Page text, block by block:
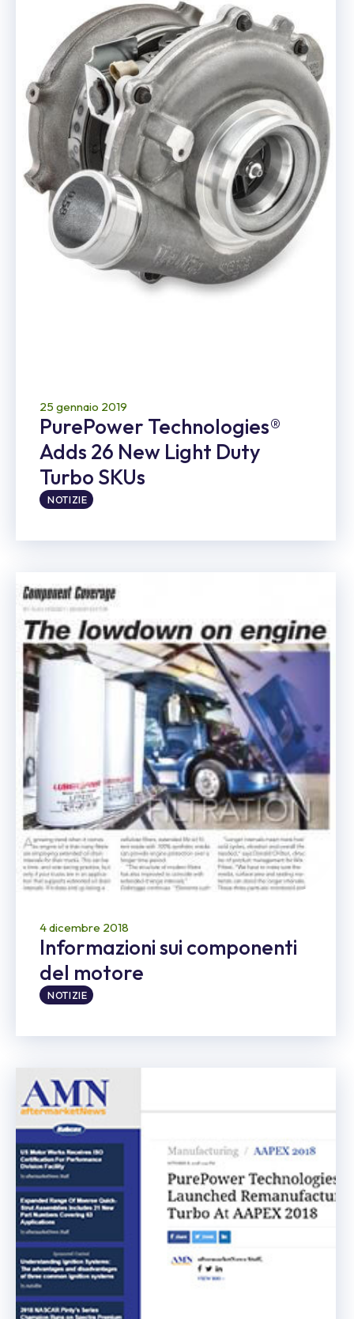
25 gennaio 2019
PurePower Technologies®
Adds 26 New Light Duty
Turbo SKUs
NOTIZIE
4 dicembre 2018
Informazioni sui componenti
del motore
NOTIZIE